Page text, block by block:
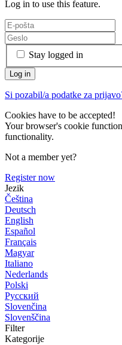
Log in to use this feature.
Stay logged in
Si pozabil/a podatke za
Cookies have to be accepted!
Your browser's cookie
functionality.
Not a member yet?
Register now
Jezik
Čeština
Deutsch
English
Español
Français
Magyar
Italiano
Nederlands
Polski
Русский
Slovenčina
Slovenščina
Filter
Kategorije